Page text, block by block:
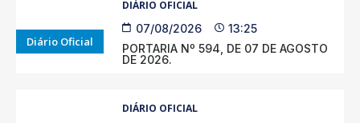
Diário Oficial
DIÁRIO OFICIAL
07/08/2026
13:25
PORTARIA Nº 594, DE 07 DE AGOSTO
DE 2026.
DIÁRIO OFICIAL